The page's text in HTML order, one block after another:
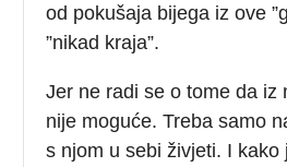
od pokušaja bijega iz ove
”nikad kraja”.
Jer ne radi se o tome da iz
nije moguće. Treba samo
s njom u sebi živjeti. I kako